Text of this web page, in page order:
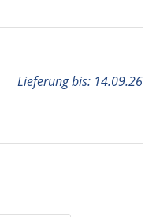
Lieferung bis: 14.09.26